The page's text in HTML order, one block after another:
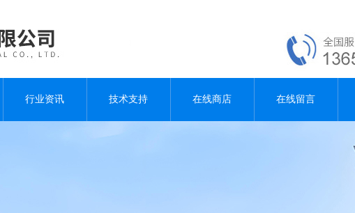
行业资讯 技术支持 在线商店 在线留言